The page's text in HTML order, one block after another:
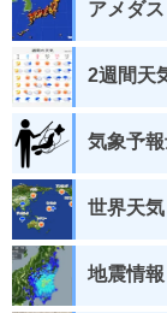
アメダス
2週間天
気象予
世界天気
地震情報